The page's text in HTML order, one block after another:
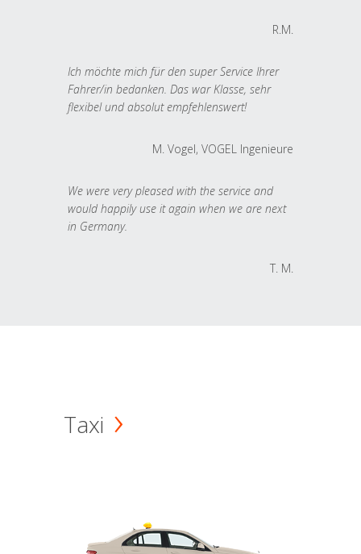
R.M.
Ich möchte mich für den super Service Ihrer
Fahrer/in bedanken. Das war Klasse, sehr
flexibel und absolut empfehlenswert!
M. Vogel, VOGEL Ingenieure
We were very pleased with the service and
would happily use it again when we are next
in Germany.
T. M.
Taxi